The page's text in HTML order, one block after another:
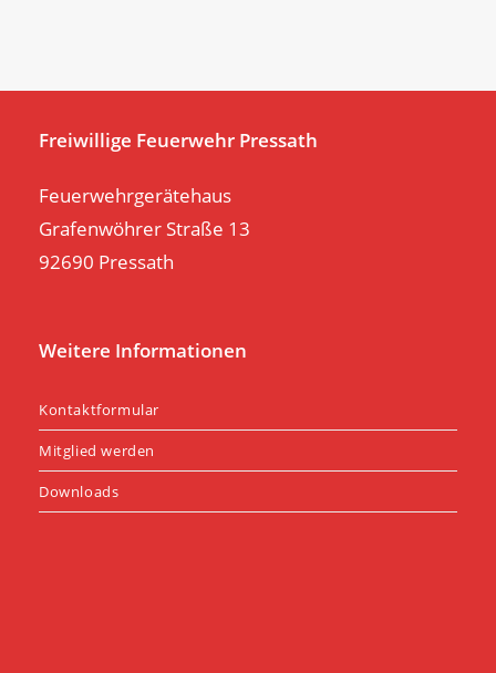
Freiwillige Feuerwehr Pressath
Feuerwehrgerätehaus
Grafenwöhrer Straße 13
92690 Pressath
Weitere Informationen
Kontaktformular
Mitglied werden
Downloads